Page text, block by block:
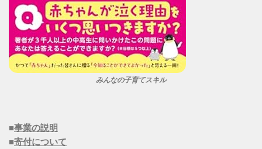
みんなの子育てスキル
■事業の説明
■寄付について